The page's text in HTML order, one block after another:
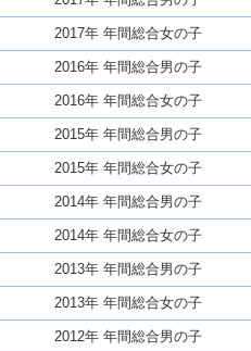
2017年 年間総合女の子
2016年 年間総合男の子
2016年 年間総合女の子
2015年 年間総合男の子
2015年 年間総合女の子
2014年 年間総合男の子
2014年 年間総合女の子
2013年 年間総合男の子
2013年 年間総合女の子
2012年 年間総合男の子